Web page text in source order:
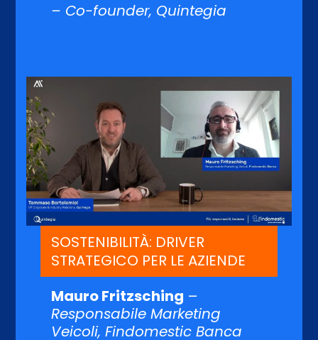
– Co-founder, Quintegia
SOSTENIBILITÀ: DRIVER
STRATEGICO PER LE AZIENDE
Mauro Fritzsching –
Responsabile Marketing
Veicoli, Findomestic Banca